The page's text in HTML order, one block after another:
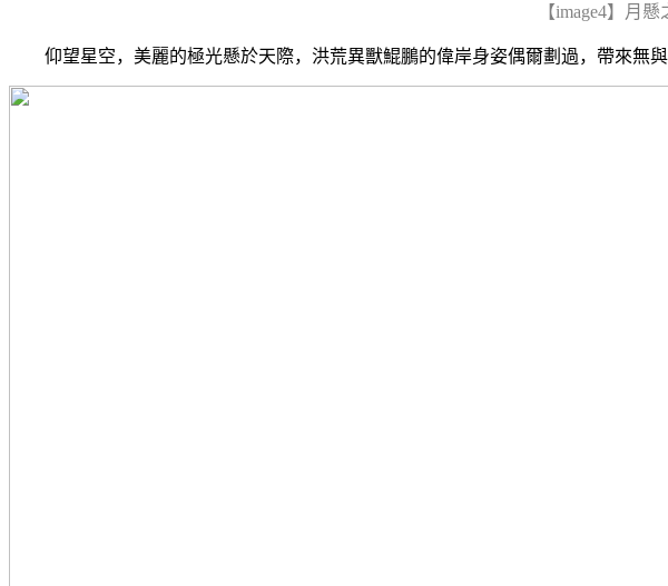
【image4】 月懸
仰望星空，美麗的極光懸於天際，洪荒異獸鯤鵬的偉岸身姿偶爾劃過，帶來無